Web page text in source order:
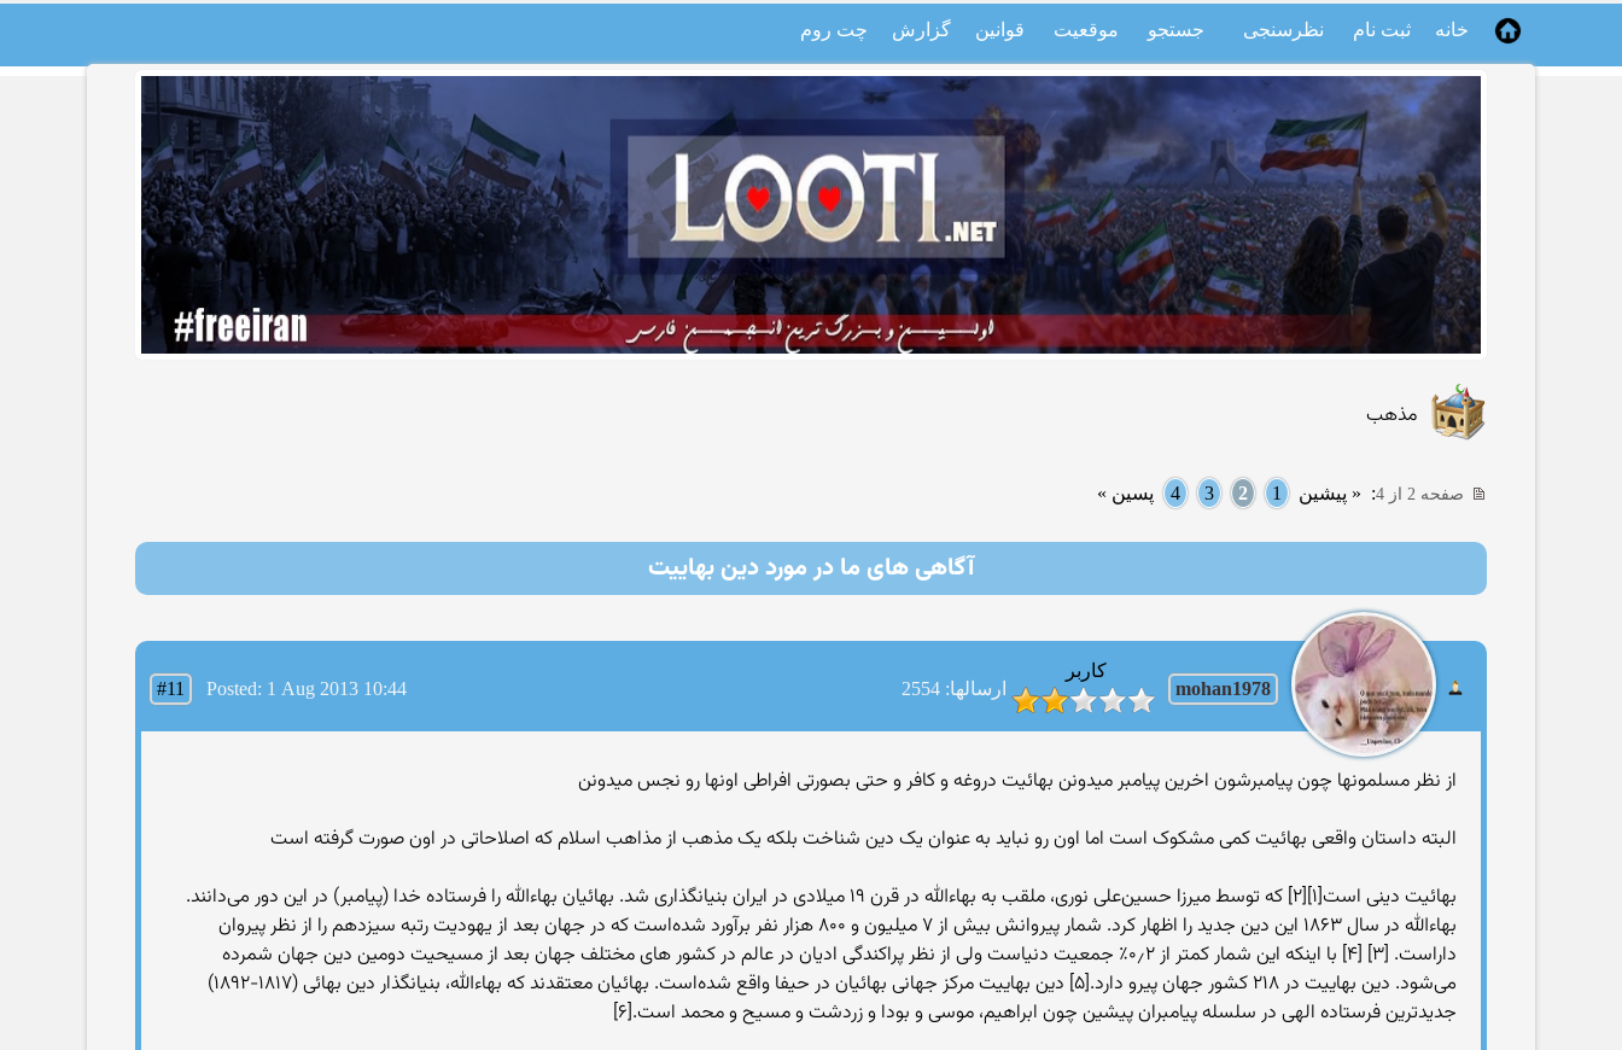
خانه ثبت نام نظرسنجی جستجو موقعیت قوانین گزارش چت روم
مذهب
صفحه 2 از 4 : « پیشین 1
2
3
4 پسین »
آگاهی های ما در مورد دین بهاییت
mohan1978
کاربر
ارسالها: 2554
#11 Posted: 1 Aug 2013 10:44
از نظر مسلمونها چون پیامبرشون اخرین پیامبر میدونن بهائیت دروغه و کافر و حتی بصورتی افراطی اونها رو نجس میدونن
البته داستان واقعی بهائیت کمی مشکوک است اما اون رو نباید به عنوان یک دین شناخت بلکه یک مذهب از مذاهب اسلام که اصلاحاتی در اون صورت گرفته است
بهائیت دینی است[۱][۲] که توسط میرزا حسین‌علی نوری، ملقب به بهاءالله در قرن ۱۹ میلادی در ایران بنیانگذاری شد. بهائیان بهاءالله را فرستاده خدا (پیامبر) در این دور می‌دانند.
بهاءالله در سال ۱۸۶۳ این دین جدید را اظهار کرد. شمار پیروانش بیش از ۷ میلیون و ۸۰۰ هزار نفر برآورد شده‌است که در جهان بعد از یهودیت رتبه سیزدهم را از نظر پیروان
داراست. [۳] [۴] با اینکه این شمار کمتر از ۰٫۲٪ جمعیت دنیاست ولی از نظر پراکندگی ادیان در عالم در کشور های مختلف جهان بعد از مسیحیت دومین دین جهان شمرده
می‌شود. دین بهاییت در ۲۱۸ کشور جهان پیرو دارد.[۵] دین بهاییت مرکز جهانی بهائیان در حیفا واقع شده‌است. بهائیان معتقدند که بهاءالله، بنیانگذار دین بهائی (۱۸۱۷-۱۸۹۲)
جدیدترین فرستاده الهی در سلسله پیامبران پیشین چون ابراهیم، موسی و بودا و زردشت و مسیح و محمد است.[۶]